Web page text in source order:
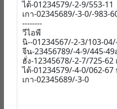
ไต้-01234579/-2-9/553-11
เกา-02345689/-3-0/-983-
--------
วีไอพี
นิ--01234567/-2-3/103-
จีน-23456789/-4-9/445-
ฮั่ง-12345678/-2-7/725-62
ไต้-01234579/-4-0/062-67
เกา-02345689/-3-0